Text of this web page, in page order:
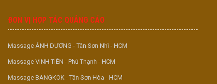
ĐƠN VỊ HỢP TÁC QUẢNG CÁO
Massage ÁNH DƯƠNG - Tân Sơn Nhì - HCM
Massage VINH TIÊN - Phú Thạnh - HCM
Massage BANGKOK - Tân Sơn Hòa - HCM